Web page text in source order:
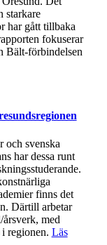
starkare
har gått tillbaka
fokuserar
Bält-förbindelsen
och svenska
har dessa runt
finns det
Därtill arbetar
med
regionen. Läs